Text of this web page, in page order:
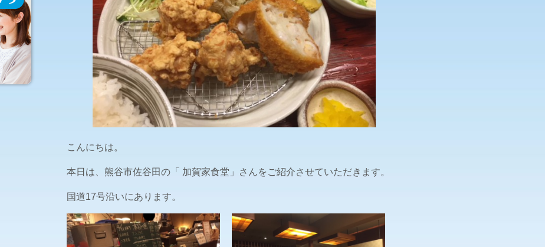
こんにちは。
本日は、熊谷市佐谷田の「 加賀家食堂」さんをご紹介させていただきます。
国道17号沿いにあります。